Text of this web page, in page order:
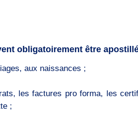
obligatoirement être
aux naissances ;
les factures pro forma, les
;